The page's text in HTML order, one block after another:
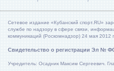
Сетевое издание «Кубанский спорт.RU»
службе по надзору в сфере связи,
коммуникаций (Роскомнадзор) 24 мая 2012
Свидетельство о регистрации Эл №
Учредитель: Осадник Максим Сергеевич.